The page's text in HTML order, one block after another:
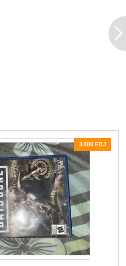
3 000 FDJ